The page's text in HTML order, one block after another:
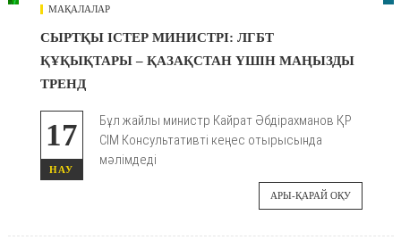
МАҚАЛАЛАР
СЫРТҚЫ ІСТЕР МИНИСТРІ: ЛГБТ
ҚҰҚЫҚТАРЫ – ҚАЗАҚСТАН ҮШІН МАҢЫЗДЫ
ТРЕНД
17
НАУ
Бұл жайлы министр Кайрат Әбдірахманов ҚР
СІМ Консультативті кеңес отырысында
мәлімдеді
АРЫ-ҚАРАЙ ОҚУ